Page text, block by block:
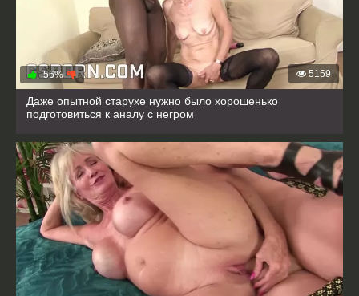
5159
56%
Даже опытной старухе нужно было хорошенько
подготовиться к аналу с негром